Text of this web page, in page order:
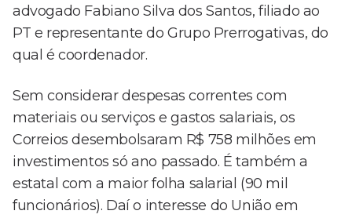
advogado Fabiano Silva dos Santos, filiado ao
PT e representante do Grupo Prerrogativas, do
qual é coordenador.
Sem considerar despesas correntes com
materiais ou serviços e gastos salariais, os
Correios desembolsaram R$ 758 milhões em
investimentos só ano passado. É também a
estatal com a maior folha salarial (90 mil
funcionários). Daí o interesse do União em